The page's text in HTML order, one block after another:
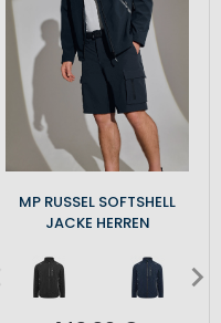
MP RUSSEL SOFTSHELL
JACKE HERREN